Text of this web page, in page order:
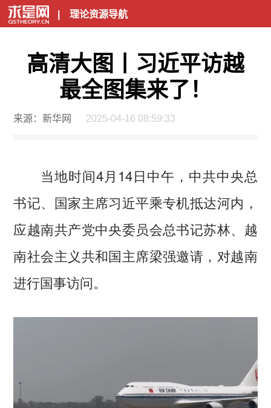
| 理论资源导航
高清大图丨习近平访越
最全图集来了！
来源：新华网 2025-04-16 08:59:33
当地时间4月14日中午，中共中央总
书记、国家主席习近平乘专机抵达河内，
应越南共产党中央委员会总书记苏林、越
南社会主义共和国主席梁强邀请，对越南
进行国事访问。